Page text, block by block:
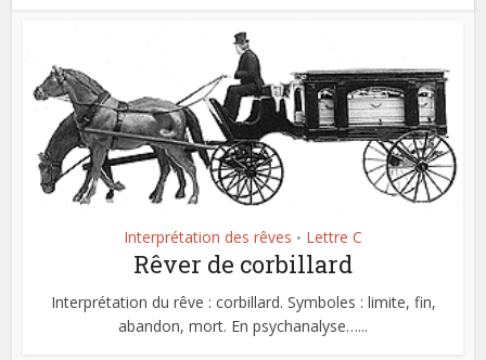
Interprétation des rêves • Lettre C
Rêver de corbillard
Interprétation du rêve : corbillard. Symboles : limite, fin,
abandon, mort. En psychanalyse…...